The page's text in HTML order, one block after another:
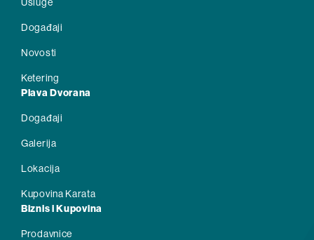
Događaji
Novosti
Ketering
Plava Dvorana
Događaji
Galerija
Lokacija
Kupovina Karata
Biznis i Kupovina
Prodavnice